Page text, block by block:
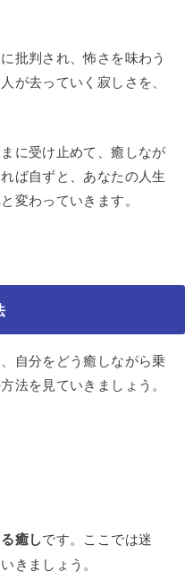
批判され、怖さを味わう
が去っていく寂しさを、
に受け止めて、癒しなが
ば自ずと、あなたの人生
変わっていきます。
自分をどう癒しながら乗
法を見ていきましょう。
癒しです。ここでは迷
きましょう。